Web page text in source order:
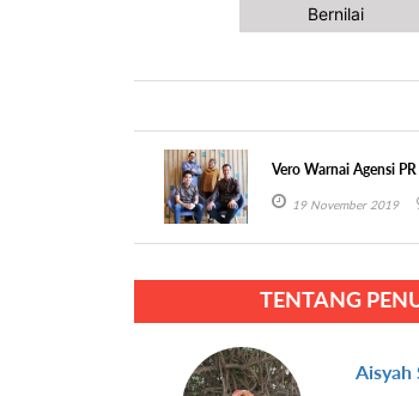
Bernilai
Vero Warnai Agensi
19 November 2019
TENTANG
Aisyah